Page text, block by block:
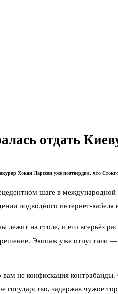
отдать
Хокан Ларссон уже подтвердил, что
шаге в
подводного интернет-кабеля
на столе, и его всерьёз
Экипаж уже отпустили
не конфискация
задержав чужое